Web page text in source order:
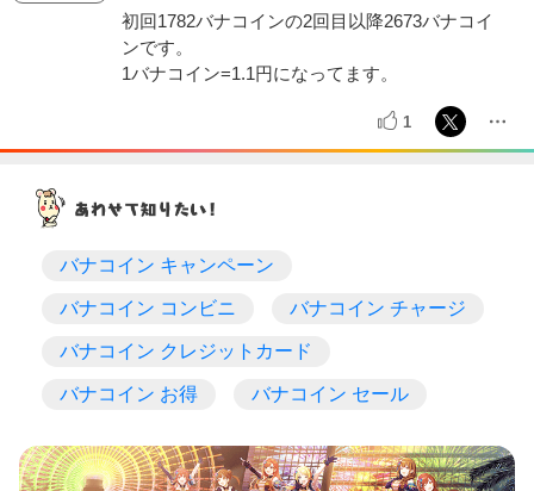
初回1782バナコインの2回目以降2673バナコイ
ンです。
1バナコイン=1.1円になってます。
1
バナコイン キャンペーン
バナコイン コンビニ バナコイン チャージ
バナコイン クレジットカード
バナコイン お得 バナコイン セール